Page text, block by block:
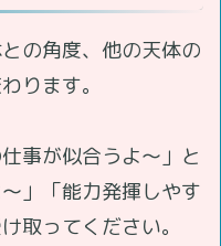
の角度、他の天体の
ります。
事が似合うよ～」と
」「能力発揮しやす
取ってください。